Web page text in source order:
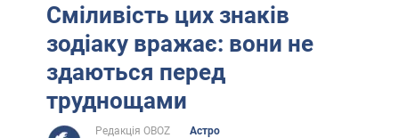
Сміливість цих знаків
зодіаку вражає: вони не
здаються перед
труднощами
Редакція OBOZ
Астро